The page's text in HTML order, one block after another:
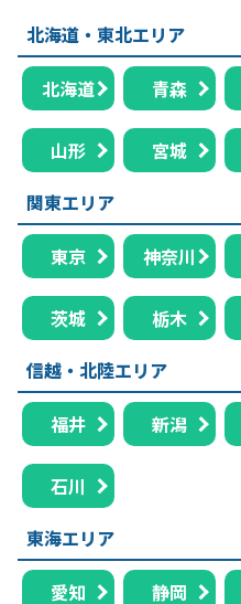
北海道・東北エリア
北海道 青森
山形 宮城
関東エリア
東京 神奈川
茨城 栃木
信越・北陸エリア
福井 新潟
石川
東海エリア
愛知 静岡